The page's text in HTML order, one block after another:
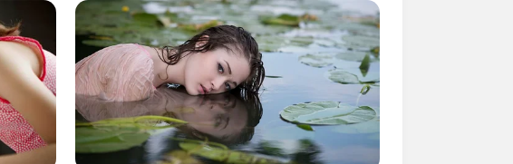
weitere geführte Touren sind alternativ auch auf
an Smartphones und Tablets. Außerdem kann
Fremdenverkehrsamt Marbach am Neckarnach
Didn't Know Were Gay—No. 7 Will Blow Your